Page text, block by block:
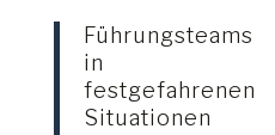
Führungsteams
in
festgefahrenen
Situationen